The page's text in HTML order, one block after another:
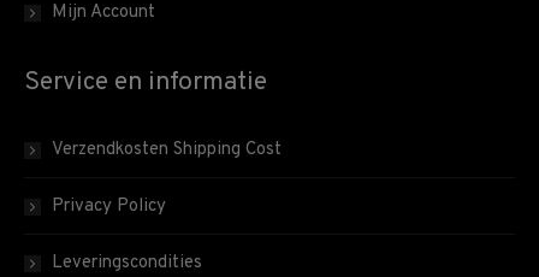
Mijn Account
Service en informatie
Verzendkosten Shipping Cost
Privacy Policy
Leveringscondities